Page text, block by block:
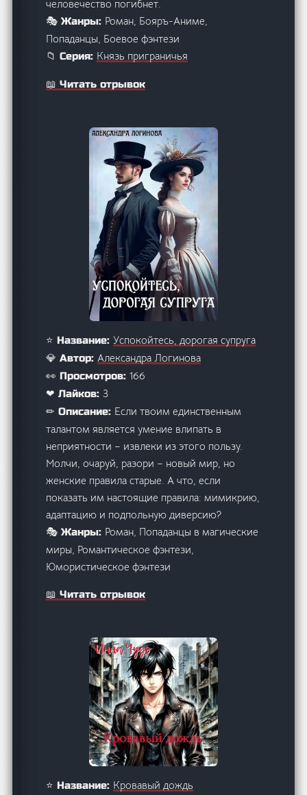
человечество погибнет.
🎭 Жанры: Роман, Бояръ-Аниме,
Попаданцы, Боевое фэнтези
📁 Серия: Князь приграничья
📖 Читать отрывок
⭐ Название:Успокойтесь, дорогая супруга
💎 Автор: Александра Логинова
👀 Просмотров:166
❤ Лайков:3
✏ Описание: Если твоим единственным
талантом является умение влипать в
неприятности – извлеки из этого пользу.
Молчи, очаруй, разори – новый мир, но
женские правила старые. А что, если
показать им настоящие правила: мимикрию,
адаптацию и подпольную диверсию?
🎭 Жанры: Роман, Попаданцы в магические
миры, Романтическое фэнтези,
Юмористическое фэнтези
📖 Читать отрывок
⭐ Название: Кровавый дождь